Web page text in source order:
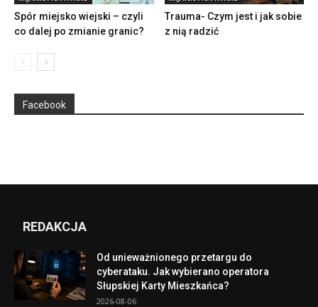
Spór miejsko wiejski – czyli
co dalej po zmianie granic?
Trauma- Czym jest i jak sobie
z nią radzić
Facebook
REDAKCJA
Od unieważnionego przetargu do
cyberataku. Jak wybierano operatora
Słupskiej Karty Mieszkańca?
2026-08-06